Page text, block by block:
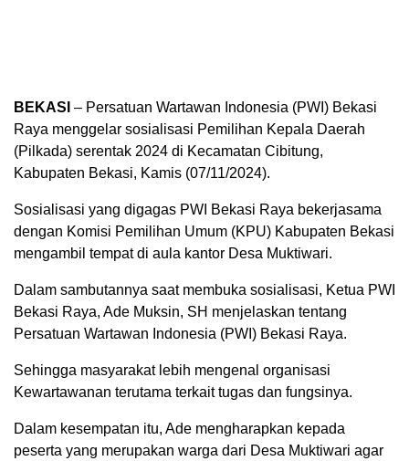
BEKASI – Persatuan Wartawan Indonesia (PWI) Bekasi
Raya menggelar sosialisasi Pemilihan Kepala Daerah
(Pilkada) serentak 2024 di Kecamatan Cibitung,
Kabupaten Bekasi, Kamis (07/11/2024).
Sosialisasi yang digagas PWI Bekasi Raya bekerjasama
dengan Komisi Pemilihan Umum (KPU) Kabupaten Bekasi
mengambil tempat di aula kantor Desa Muktiwari.
Dalam sambutannya saat membuka sosialisasi, Ketua PWI
Bekasi Raya, Ade Muksin, SH menjelaskan tentang
Persatuan Wartawan Indonesia (PWI) Bekasi Raya.
Sehingga masyarakat lebih mengenal organisasi
Kewartawanan terutama terkait tugas dan fungsinya.
Dalam kesempatan itu, Ade mengharapkan kepada
peserta yang merupakan warga dari Desa Muktiwari agar